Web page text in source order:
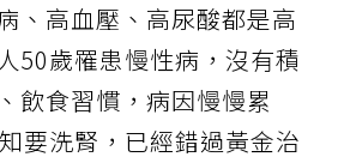
、高血壓、高尿酸都是高
50歲罹患慢性病，沒有積
飲食習慣，病因慢慢累
要洗腎，已經錯過黃金治